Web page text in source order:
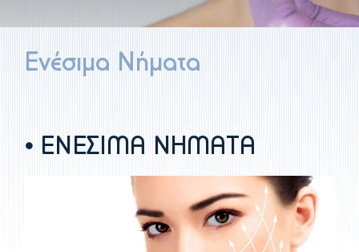
Ενέσιμα Νήματα
⦁ ΕΝΕΣΙΜΑ ΝΗΜΑΤΑ